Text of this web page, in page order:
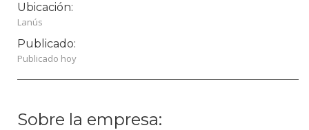
Ubicación:
Lanús
Publicado:
Publicado hoy
Sobre la empresa: